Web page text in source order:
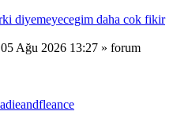
diyemeyecegim daha cok fikir
05 Ağu 2026 13:27 » forum